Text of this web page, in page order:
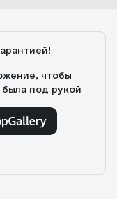
чтобы
под рукой